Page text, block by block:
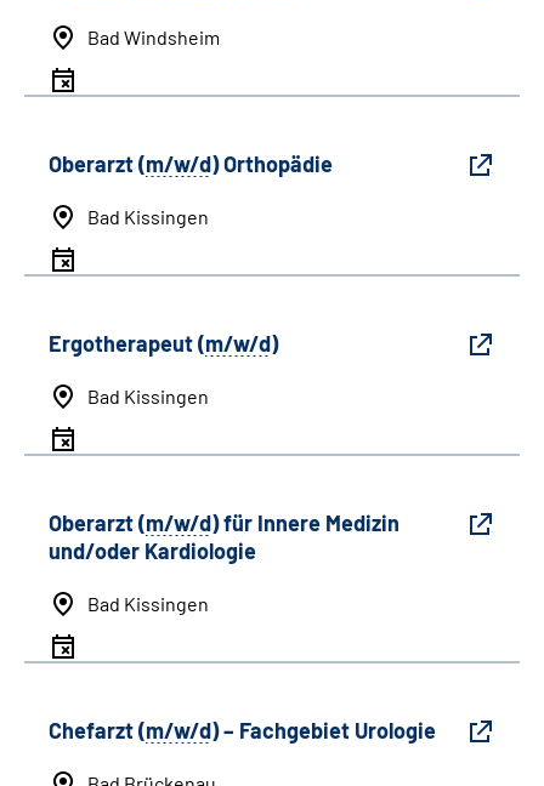
Bad Windsheim
Oberarzt (m/w/d) Orthopädie
Bad Kissingen
Ergotherapeut (m/w/d)
Bad Kissingen
Oberarzt (m/w/d) für Innere Medizin
und/oder Kardiologie
Bad Kissingen
Chefarzt (m/w/d) – Fachgebiet Urologie